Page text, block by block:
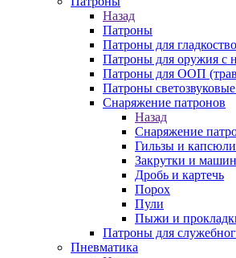
Назад
Патроны
Патроны для
Патроны для оружия с
Патроны для ООП
Патроны
Снаряжение патронов
Назад
Снаряжение
Гильзы и капсюли
Закрутки и
Дробь и картечь
Порох
Пули
Пыжи и
Патроны для
Пневматика